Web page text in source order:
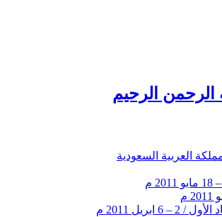
الرحيم
العربية السعودية